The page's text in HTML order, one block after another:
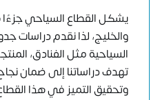
يشكل القطاع السياحي
والخليج، لذا نقدم دراسات
السياحية مثل الفنادق،
تهدف دراساتنا إلى ضمان
وتحقيق التميز في هذا